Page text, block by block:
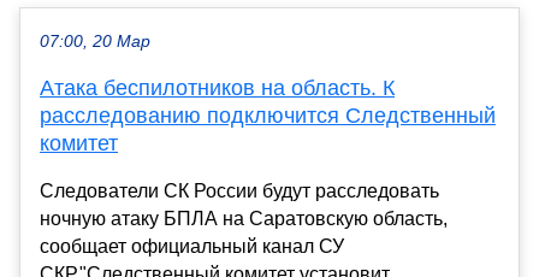
07:00, 20 Мар
Атака беспилотников на область. К
расследованию подключится Следственный
комитет
Следователи СК России будут расследовать
ночную атаку БПЛА на Саратовскую область,
сообщает официальный канал СУ